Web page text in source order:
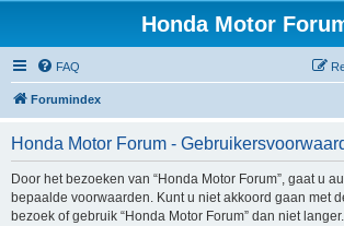
Honda Motor
FAQ
Forumindex
Honda Motor Forum -
Door het bezoeken van “Honda Motor Forum”, gaat u
bepaalde voorwaarden. Kunt u niet akkoord gaan met
bezoek of gebruik “Honda Motor Forum” dan niet